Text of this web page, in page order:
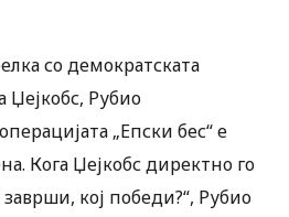
со демократската
Џејкобс, Рубио
„Епски бес“ е
Кога Џејкобс директно го
кој победи?“, Рубио